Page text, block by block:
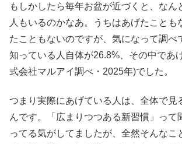
もしかしたら毎年お盆が近づくと、なん
人もいるのかなあ。うちはあげたことも
たこともないのですが、気になって調べ
知っている人自体が26.8%、その中であ
式会社マルアイ調べ・2025年)でした。
つまり実際にあげている人は、全体で見
んです。「広まりつつある新習慣」って
ってる気がしてましたが、全然そんなこ